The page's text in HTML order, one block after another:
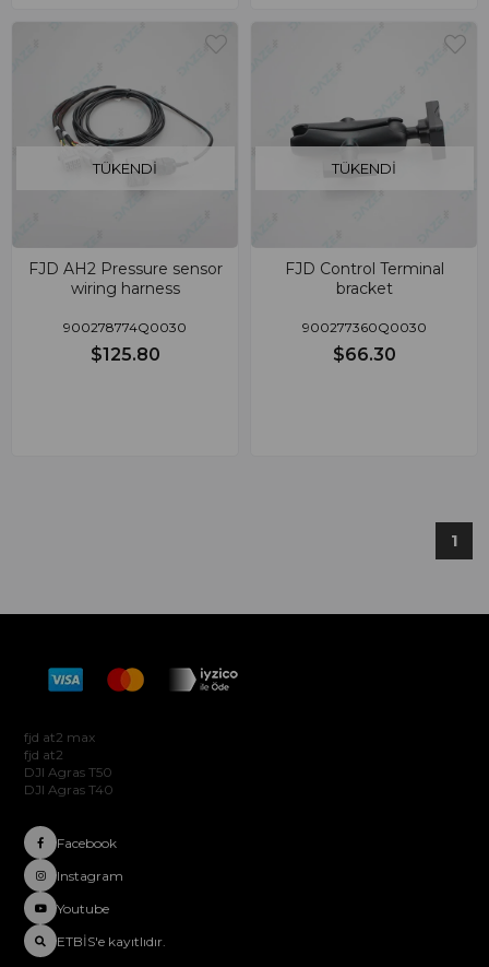
TÜKENDI
FJD AH2 Pressure sensor
wiring harness
900278774Q0030
$125.80
TÜKENDI
FJD Control Terminal
bracket
900277360Q0030
$66.30
1
fjd at2 max
fjd at2
DJI Agras T50
DJI Agras T40
Facebook
Instagram
Youtube
ETBİS'e kayıtlıdır.